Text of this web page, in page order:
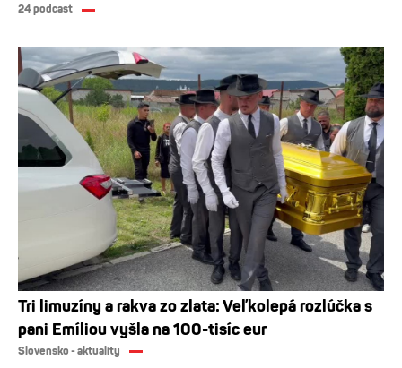
24 podcast
Tri limuzíny a rakva zo zlata: Veľkolepá rozlúčka s
pani Emíliou vyšla na 100-tisíc eur
Slovensko - aktuality